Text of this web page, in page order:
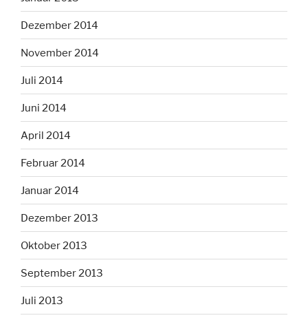
Dezember 2014
November 2014
Juli 2014
Juni 2014
April 2014
Februar 2014
Januar 2014
Dezember 2013
Oktober 2013
September 2013
Juli 2013